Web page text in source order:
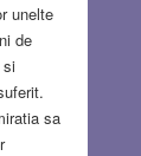
unelte
de
si
sa